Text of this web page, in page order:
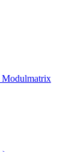
Modulmatrix